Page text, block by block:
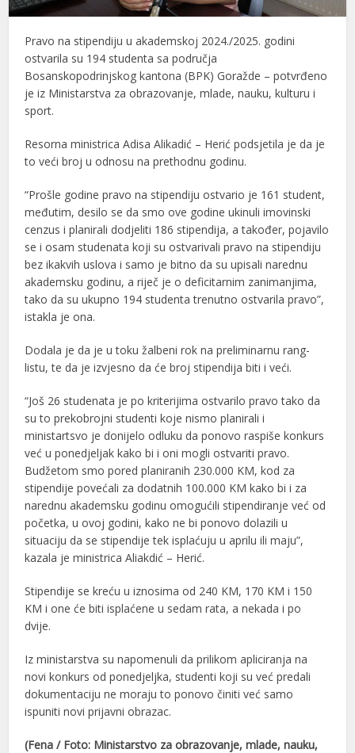
Pravo na stipendiju u akademskoj 2024./2025. godini
ostvarila su 194 studenta sa područja
Bosanskopodrinjskog kantona (BPK) Goražde – potvrđeno
je iz Ministarstva za obrazovanje, mlade, nauku, kulturu i
sport.
Resorna ministrica Adisa Alikadić – Herić podsjetila je da je
to veći broj u odnosu na prethodnu godinu.
“Prošle godine pravo na stipendiju ostvario je 161 student,
međutim, desilo se da smo ove godine ukinuli imovinski
cenzus i planirali dodjeliti 186 stipendija, a također, pojavilo
se i osam studenata koji su ostvarivali pravo na stipendiju
bez ikakvih uslova i samo je bitno da su upisali narednu
akademsku godinu, a riječ je o deficitarnim zanimanjima,
tako da su ukupno 194 studenta trenutno ostvarila pravo”,
istakla je ona.
Dodala je da je u toku žalbeni rok na preliminarnu rang-
listu, te da je izvjesno da će broj stipendija biti i veći.
“Još 26 studenata je po kriterijima ostvarilo pravo tako da
su to prekobrojni studenti koje nismo planirali i
ministartsvo je donijelo odluku da ponovo raspiše konkurs
već u ponedjeljak kako bi i oni mogli ostvariti pravo.
Budžetom smo pored planiranih 230.000 KM, kod za
stipendije povećali za dodatnih 100.000 KM kako bi i za
narednu akademsku godinu omogućili stipendiranje već od
početka, u ovoj godini, kako ne bi ponovo dolazili u
situaciju da se stipendije tek isplaćuju u aprilu ili maju”,
kazala je ministrica Aliakdić – Herić.
Stipendije se kreću u iznosima od 240 KM, 170 KM i 150
KM i one će biti isplaćene u sedam rata, a nekada i po
dvije.
Iz ministarstva su napomenuli da prilikom apliciranja na
novi konkurs od ponedjeljka, studenti koji su već predali
dokumentaciju ne moraju to ponovo činiti već samo
ispuniti novi prijavni obrazac.
(Fena / Foto: Ministarstvo za obrazovanje, mlade, nauku,